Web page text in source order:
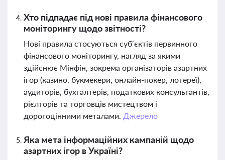
Хто підпадає під нові правила фінансового
моніторингу щодо звітності?
Нові правила стосуються суб’єктів первинного
фінансового моніторингу, нагляд за якими
здійснює Мінфін, зокрема організаторів азартних
ігор (казино, букмекери, онлайн-покер, лотереї),
аудиторів, бухгалтерів, податкових консультантів,
рієлторів та торговців мистецтвом і
дорогоцінними металами. Джерело
Яка мета інформаційних кампаній щодо
азартних ігор в Україні?